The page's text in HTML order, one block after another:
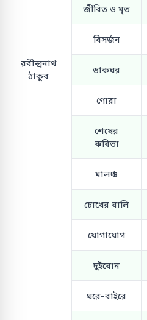
রবীন্দ্রনাথ
ঠাকুর
জীবিত ও মৃত
বিসর্জন
ডাকঘর
গোরা
শেষের
কবিতা
মালঞ্চ
চোখের বালি
যোগাযোগ
দুইবোন
ঘরে-বাইরে